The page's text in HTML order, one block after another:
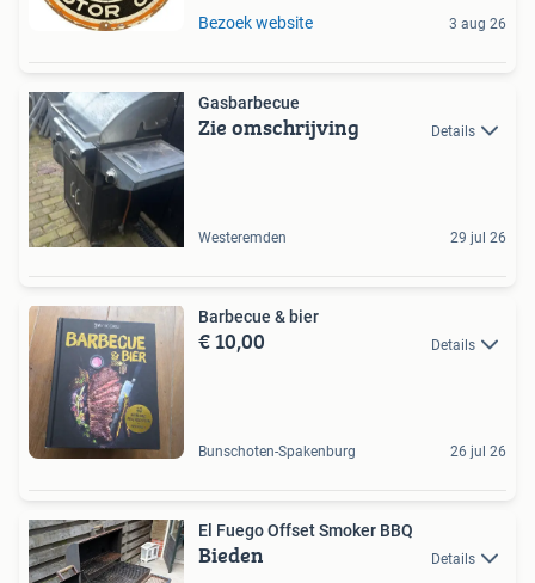
Bezoek website 3 aug 26
Gasbarbecue
Zie omschrijving Details
Westeremden 29 jul 26
Barbecue & bier
€ 10,00 Details
Bunschoten-Spakenburg 26 jul 26
El Fuego Offset Smoker BBQ
Bieden Details